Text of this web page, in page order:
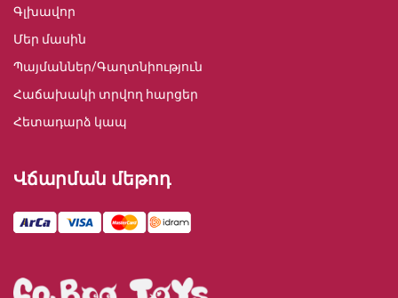
Գլխավոր
Մեր մասին
Պայմաններ/Գաղտնիություն
Հաճախակի տրվող հարցեր
Հետադարձ կապ
Վճարման մեթոդ